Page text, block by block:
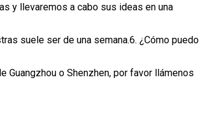
y llevaremos a cabo sus ideas en una
suele ser de una semana.6. ¿Cómo puedo
Guangzhou o Shenzhen, por favor llámenos